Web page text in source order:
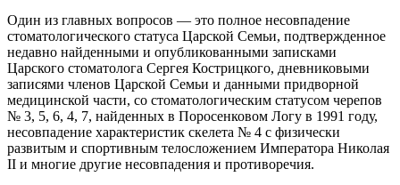
Один из главных вопросов — это полное несовпадение
стоматологического статуса Царской Семьи, подтвержденное
недавно найденными и опубликованными записками
Царского стоматолога Сергея Кострицкого, дневниковыми
записями членов Царской Семьи и данными придворной
медицинской части, со стоматологическим статусом черепов
№ 3, 5, 6, 4, 7, найденных в Поросенковом Логу в 1991 году,
несовпадение характеристик скелета № 4 с физически
развитым и спортивным телосложением Императора Николая
II и многие другие несовпадения и противоречия.